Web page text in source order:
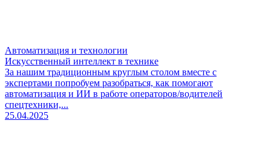
Автоматизация и технологии
Искусственный интеллект в технике
За нашим традиционным круглым столом вместе с
экспертами попробуем разобраться, как помогают
автоматизация и ИИ в работе операторов/водителей
спецтехники,...
25.04.2025